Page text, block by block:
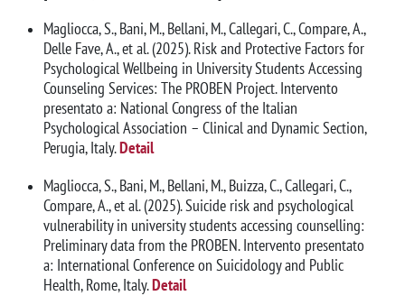
Magliocca, S., Bani, M., Bellani, M., Callegari, C., Compare, A.,
Delle Fave, A., et al. (2025). Risk and Protective Factors for
Psychological Wellbeing in University Students Accessing
Counseling Services: The PROBEN Project. Intervento
presentato a: National Congress of the Italian
Psychological Association – Clinical and Dynamic Section,
Perugia, Italy.Detail
Magliocca, S., Bani, M., Bellani, M., Buizza, C., Callegari, C.,
Compare, A., et al. (2025). Suicide risk and psychological
vulnerability in university students accessing counselling:
Preliminary data from the PROBEN. Intervento presentato
a: International Conference on Suicidology and Public
Health, Rome, Italy.Detail